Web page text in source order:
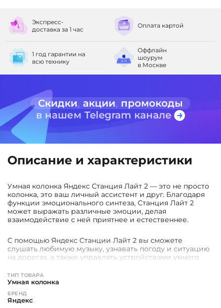
Экспресс-
доставка за 1 час Оплата картой
1 год гарантии на
всю технику
Оффлайн
шоурум
в Москве
Скидки, акции, промокоды
в нашем Telegram канале
Описание и характеристики
Умная колонка Яндекс Станция Лайт 2 — это не просто
колонка, это ваш личный ассистент и друг. Благодаря
функции эмоционального синтеза, Станция Лайт 2
может выражать различные эмоции, делая
взаимодействие с ней приятнее и естественнее.
С помощью Яндекс Станции Лайт 2 вы сможете
слушать любимую музыку, узнавать погоду и ситуацию
на дорогах, а также управлять устройствами умного
рутину, делая её удобнее и увлекательнее.
Покупай Яндекс Станция Лайт 2 уже сейчас в нашем
магазине и сделай свою жизнь ещё удобнее!
ТИП ТОВАРА
Умная колонка
БРЕНД
Яндекс